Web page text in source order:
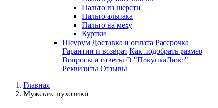
Пальто из шерсти
Пальто альпака
Пальто на меху
Куртки
Шоурум Доставка и оплата Рассрочка
Гарантии и возврат Как подобрать размер
Вопросы и ответы О "ПокупкаЛюкс"
Реквизиты Отзывы
Главная
Мужские пуховики